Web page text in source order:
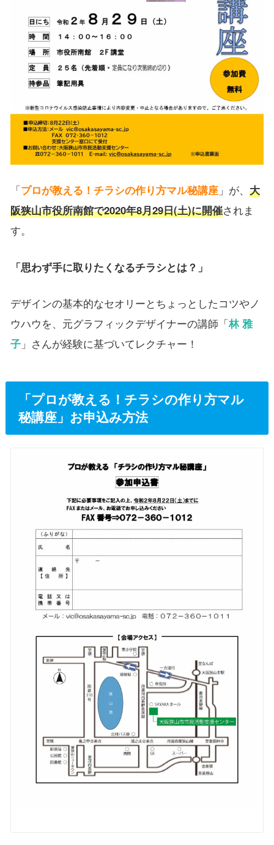
「プロが教える！チラシの作り方マル秘講座」が、 大
阪狭山市役所南館で2020年8月29日(土)に開催されま
す。
「思わず手に取りたくなるチラシとは？」
デザインの基本的なセオリーとちょっとしたコツやノ
ウハウを、元グラフィックデザイナーの講師「林 雅
子」さんが経験に基づいてレクチャー！
「プロが教える！チラシの作り方マル
秘講座」お申込み方法